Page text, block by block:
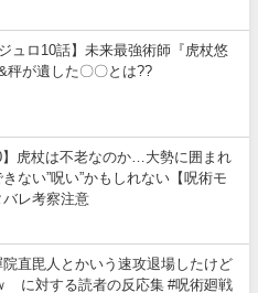
ュロ10話】未来最強術師『虎杖悠
秤が遺した〇〇とは??
】虎杖は不老なのか…大勢に囲まれ
ない”呪い”かもしれない【呪術モ
レ考察注意
院直毘人とかいう速攻退場したけど
に対する読者の反応集 #呪術廻戦